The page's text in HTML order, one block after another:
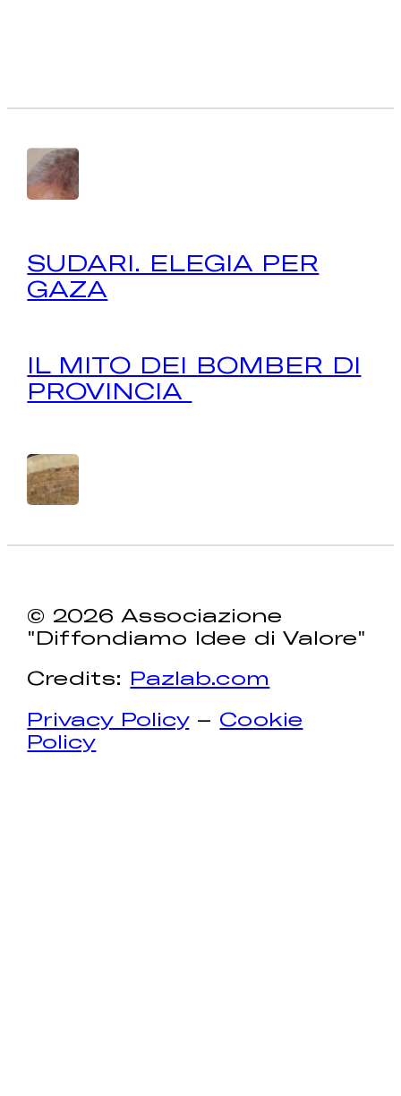
SUDARI. ELEGIA PER
GAZA
IL MITO DEI BOMBER DI
PROVINCIA
© 2026 Associazione
"Diffondiamo Idee di Valore"
Credits: Pazlab.com
Privacy Policy– Cookie
Policy